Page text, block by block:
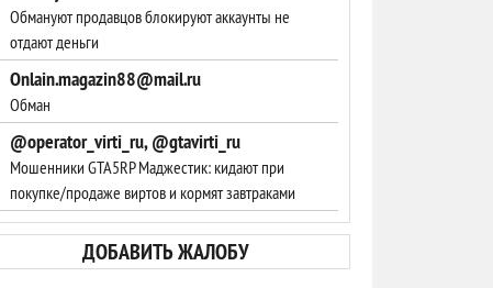
Обмануют продавцов блокируют аккаунты не
отдают деньги
Onlain.magazin88@mail.ru
Обман
@operator_virti_ru, @gtavirti_ru
Мошенники GTA5RP Маджестик: кидают при
покупке/продаже виртов и кормят завтраками
ДОБАВИТЬ ЖАЛОБУ